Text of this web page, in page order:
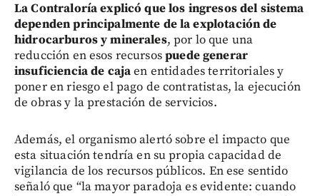
La Contraloría explicó que los ingresos del sistema
dependen principalmente de la explotación de
hidrocarburos y minerales, por lo que una
reducción en esos recursospuede generar
insuficiencia de cajaen entidades territoriales y
poner en riesgo el pago de contratistas, la ejecución
de obras y la prestación de servicios.
Además, el organismo alertó sobre el impacto que
esta situación tendría en su propia capacidad de
vigilancia de los recursos públicos. En ese sentido
señaló que “la mayor paradoja es evidente: cuando